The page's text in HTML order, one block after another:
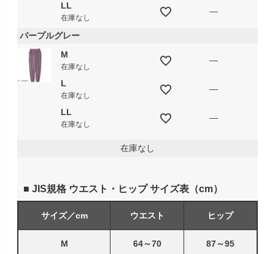
LL
在庫なし
—
パープルグレー
M
在庫なし
—
L
在庫なし
—
LL
在庫なし
—
在庫なし
■ JIS規格 ウエスト・ヒップ サイズ表（cm）
サイズ／cm ウエスト ヒップ
M 64～70 87～95